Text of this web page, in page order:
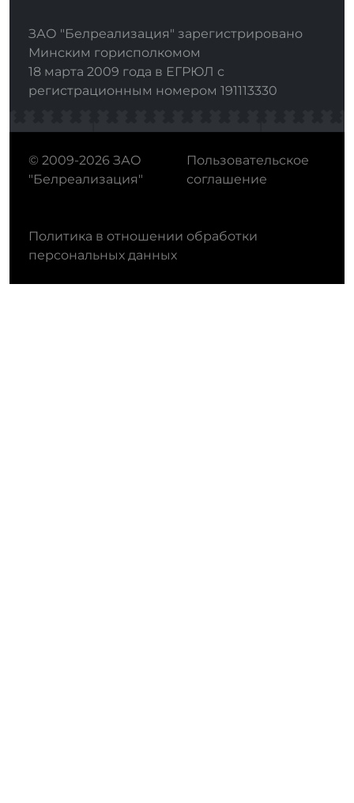
ЗАО "Белреализация" зарегистрировано
Минским горисполкомом
18 марта 2009 года в ЕГРЮЛ с
регистрационным номером 191113330
© 2009-2026 ЗАО
"Белреализация"
Пользовательское
соглашение
Политика в отношении обработки
персональных данных